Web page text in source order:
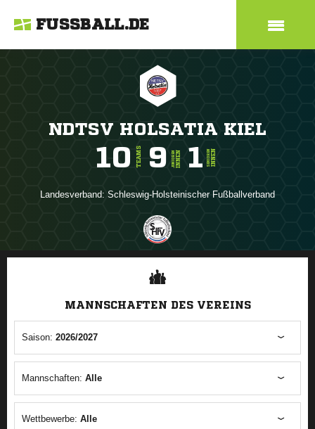
FUSSBALL.DE
NDTSV HOLSATIA KIEL
10 TEAMS 9 JUNIORENINNEN 1 SENIORENINNEN
Landesverband: Schleswig-Holsteinischer Fußballverband
ANZEIGE
MANNSCHAFTEN DES VEREINS
Saison: 2026/2027
Mannschaften: Alle
Wettbewerbe: Alle